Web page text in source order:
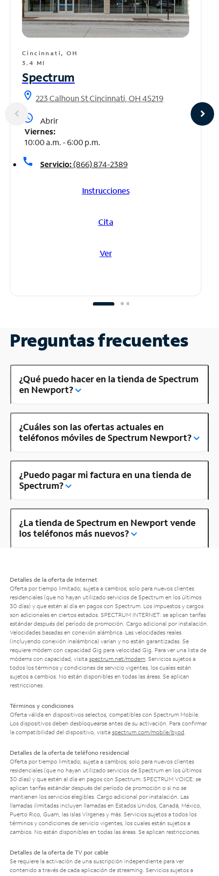
Cincinnati, OH
3.4 MI
Spectrum
location_on 223 Calhoun St Cincinnati, OH 45219
access_time
Abrir
Viernes:
10:00 a.m. - 6:00 p.m.
call Servicio:(866) 874-2389
Instrucciones
Cita
Ver
Preguntas frecuentes
¿Qué puedo hacer en la tienda de Spectrum
en Newport?
¿Cuáles son las ofertas actuales en
teléfonos móviles de Spectrum Newport?
¿Puedo pagar mi factura en una tienda de
Spectrum?
¿La tienda de Spectrum en Newport vende
los teléfonos más nuevos?
Detalles de la oferta de Internet
Oferta por tiempo limitado; sujeta a cambios; solo para nuevos clientes
residenciales (que no hayan utilizado servicios de Spectrum en los últimos
30 días) y que estén al día en pagos con Spectrum. Los impuestos y cargos
son adicionales en ciertos estados. SPECTRUM INTERNET: se aplican tarifas
estándar después del período de promoción. Cargo adicional por instalación.
Velocidades basadas en conexión alámbrica. Las velocidades reales
(incluyendo conexión inalámbrica) varían y no están garantizadas. Se
requiere módem con capacidad Gig para velocidad Gig. Para ver una lista de
módems con capacidad, visita spectrum.net/modem . Servicios sujetos a
todos los términos y condiciones de servicio vigentes, los cuales están
sujetos a cambios. No están disponibles en todas las áreas. Se aplican
restricciones.
Términos y condiciones
Oferta válida en dispositivos selectos, compatibles con Spectrum Mobile.
Los dispositivos deben desbloquearse antes de su activación. Para confirmar
la compatibilidad del dispositivo, visita spectrum.com/mobile/byod
Detalles de la oferta de teléfono residencial
Oferta por tiempo limitado; sujeta a cambios; solo para nuevos clientes
residenciales (que no hayan utilizado servicios de Spectrum en los últimos
30 días) y que estén al día en pagos con Spectrum. SPECTRUM VOICE: se
aplican tarifas estándar después del período de promoción o si no se
mantienen los servicios elegibles. Cargo adicional por instalación. Las
llamadas ilimitadas incluyen llamadas en Estados Unidos, Canadá, México,
Puerto Rico, Guam, las Islas Vírgenes y más. Servicios sujetos a todos los
términos y condiciones de servicio vigentes, los cuales están sujetos a
cambios. No están disponibles en todas las áreas. Se aplican restricciones.
Detalles de la oferta de TV por cable
Se requiere la activación de una suscripción independiente para ver
contenido a través de cada aplicación de streaming. Servicios sujetos a